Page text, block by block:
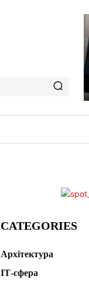
CATEGORIES
Архітектура
ІТ-сфера